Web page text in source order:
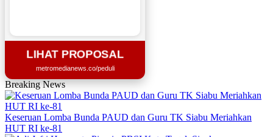
LIHAT PROPOSAL
metromedianews.co/peduli
Breaking News
Keseruan Lomba Bunda PAUD dan Guru TK Siabu Meriahkan
HUT RI ke-81